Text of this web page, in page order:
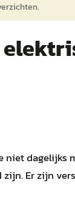
niet dagelijks
Er zijn